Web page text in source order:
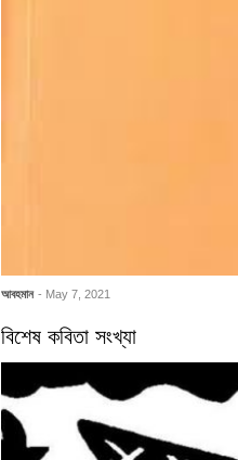
আবহমান - May 7, 2021
বিশেষ কবিতা সংখ্যা